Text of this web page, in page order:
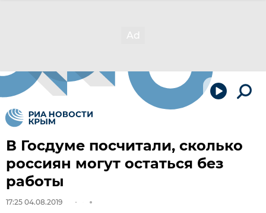
В Госдуме посчитали, сколько
россиян могут остаться без
работы
17:25 04.08.2019